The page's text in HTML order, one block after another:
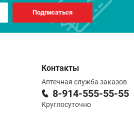
Подписаться
Контакты
Аптечная служба заказов
8-914-555-55-55
Круглосуточно